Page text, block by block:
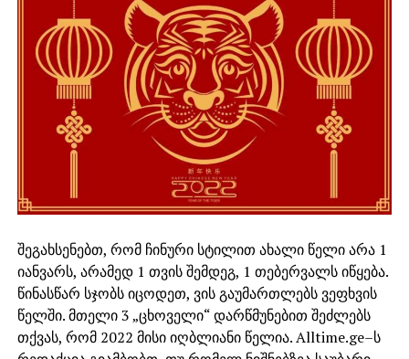
შეგახსენებთ, რომ ჩინური სტილით ახალი წელი არა 1
იანვარს, არამედ 1 თვის შემდეგ, 1 თებერვალს იწყება.
წინასწარ სჯობს იცოდეთ, ვის გაუმართლებს ვეფხვის
წელში. მთელი 3 „ცხოველი“ დარწმუნებით შეძლებს
თქვას, რომ 2022 მისი იღბლიანი წელია. Alltime.ge–ს